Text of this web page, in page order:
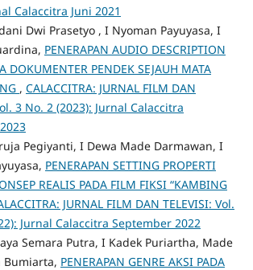
Calaccitra Juni 2021
Dwi Prasetyo , I Nyoman Payuyasa, I
PENERAPAN AUDIO DESCRIPTION
DOKUMENTER PENDEK SEJAUH MATA
, CALACCITRA: JURNAL FILM DAN
3 No. 2 (2023): Jurnal Calaccitra
Pegiyanti, I Dewa Made Darmawan, I
PENERAPAN SETTING PROPERTI
REALIS PADA FILM FIKSI “KAMBING
JURNAL FILM DAN TELEVISI: Vol.
Jurnal Calaccitra September 2022
Semara Putra, I Kadek Puriartha, Made
Bumiarta, PENERAPAN GENRE AKSI PADA